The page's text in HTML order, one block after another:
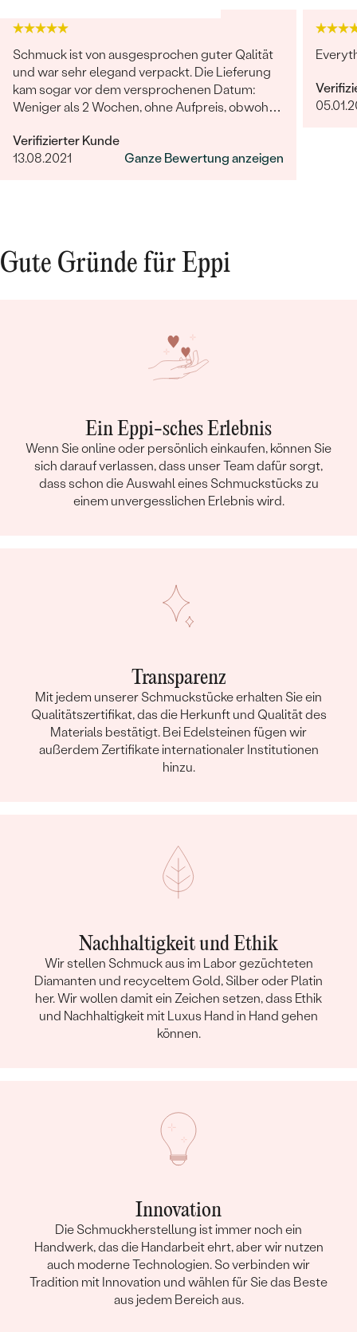
Bestseller
Schmuck ist von ausgesprochen guter Qalität
und war sehr elegand verpackt. Die Lieferung
kam sogar vor dem versprochenen Datum:
Weniger als 2 Wochen, ohne Aufpreis, obwohl
Lieferung wurde uns telefonisch vom
sympathischen Kundenservice bestätigt. Wir
Verifizierter Kunde
13.08.2021
Ganze Bewertung anzeigen
Gute Gründe für Eppi
Ein Eppi-sches Erlebnis
Wenn Sie online oder persönlich einkaufen, können Sie
sich darauf verlassen, dass unser Team dafür sorgt,
dass schon die Auswahl eines Schmuckstücks zu
einem unvergesslichen Erlebnis wird.
Transparenz
Mit jedem unserer Schmuckstücke erhalten Sie ein
Qualitätszertifikat, das die Herkunft und Qualität des
Materials bestätigt. Bei Edelsteinen fügen wir
außerdem Zertifikate internationaler Institutionen
hinzu.
Nachhaltigkeit und Ethik
Wir stellen Schmuck aus im Labor gezüchteten
Diamanten und recyceltem Gold, Silber oder Platin
her. Wir wollen damit ein Zeichen setzen, dass Ethik
und Nachhaltigkeit mit Luxus Hand in Hand gehen
können.
Innovation
Die Schmuckherstellung ist immer noch ein
Handwerk, das die Handarbeit ehrt, aber wir nutzen
auch moderne Technologien. So verbinden wir
Tradition mit Innovation und wählen für Sie das Beste
aus jedem Bereich aus.